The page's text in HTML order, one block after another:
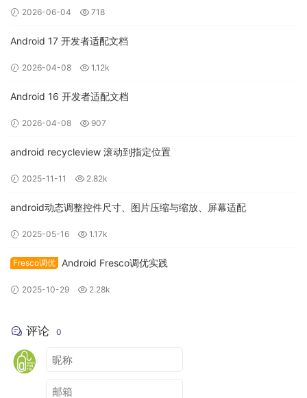
很多人会忘了做这一步。
右侧点击依赖标签。
找到加号并点击它，从弹出菜单中选择module依赖。
2026-06-04 718
Android 17 开发者适配文档
2026-04-08 1.12k
Android 16 开发者适配文档
2026-04-08 907
android recycleview 滚动到指定位置
2025-11-11 2.82k
android动态调整控件尺寸、图片压缩与缩放、屏幕适配
2025-05-16 1.17k
Fresco调优 Android Fresco调优实践
2025-10-29 2.28k
评论 0